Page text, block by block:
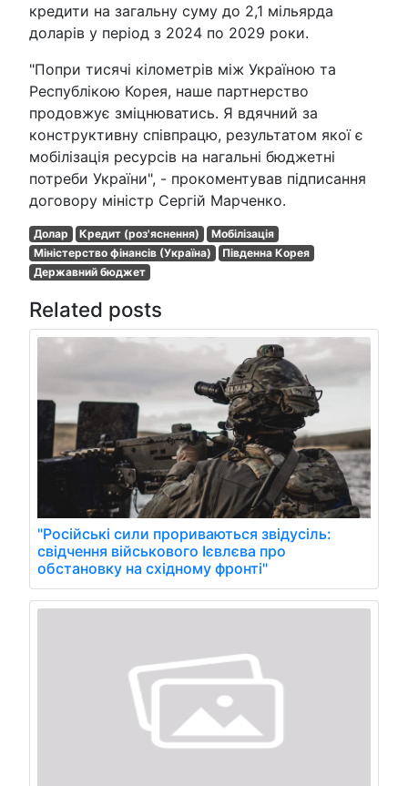
кредити на загальну суму до 2,1 мільярда
доларів у період з 2024 по 2029 роки.
"Попри тисячі кілометрів між Україною та
Республікою Корея, наше партнерство
продовжує зміцнюватись. Я вдячний за
конструктивну співпрацю, результатом якої є
мобілізація ресурсів на нагальні бюджетні
потреби України", - прокоментував підписання
договору міністр Сергій Марченко.
Долар Кредит (роз'яснення)
Мобілізація
Міністерство фінансів (Україна)
Південна Корея
Державний бюджет
Related posts
"Російські сили прориваються звідусіль:
свідчення військового Ієвлєва про
обстановку на східному фронті"